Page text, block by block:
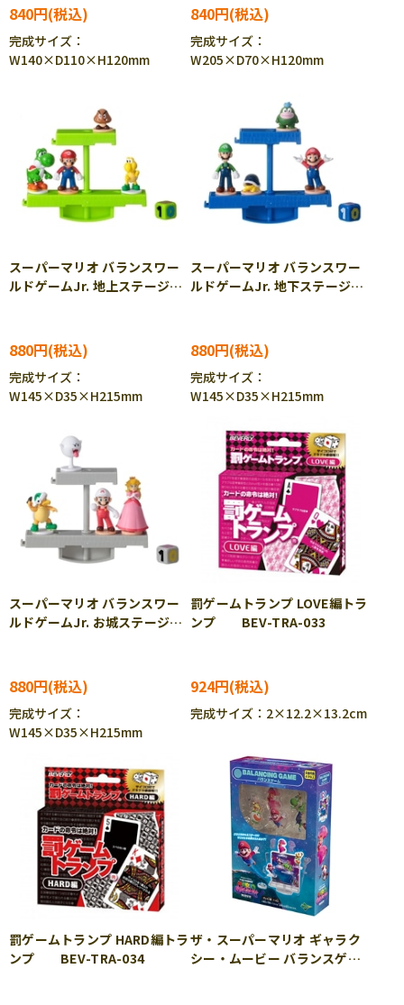
840円
完成サイズ：
W140×D110×H120mm
840円
完成サイズ：
W205×D70×H120mm
スーパーマリオ バランスワー
ルドゲームJr. 地上ステージ
880円
完成サイズ：
W145×D35×H215mm
スーパーマリオ バランスワー
ルドゲームJr. 地下ステージ
880円
完成サイズ：
W145×D35×H215mm
スーパーマリオ バランスワー
ルドゲームJr. お城ステージ
880円
完成サイズ：
W145×D35×H215mm
罰ゲームトランプ LOVE編トラ
ンプ BEV-TRA-033
924円
完成サイズ：2×12.2×13.2cm
罰ゲームトランプ HARD編トラ
ンプ BEV-TRA-034
ザ・スーパーマリオ ギャラク
シー・ムービー バランスゲー